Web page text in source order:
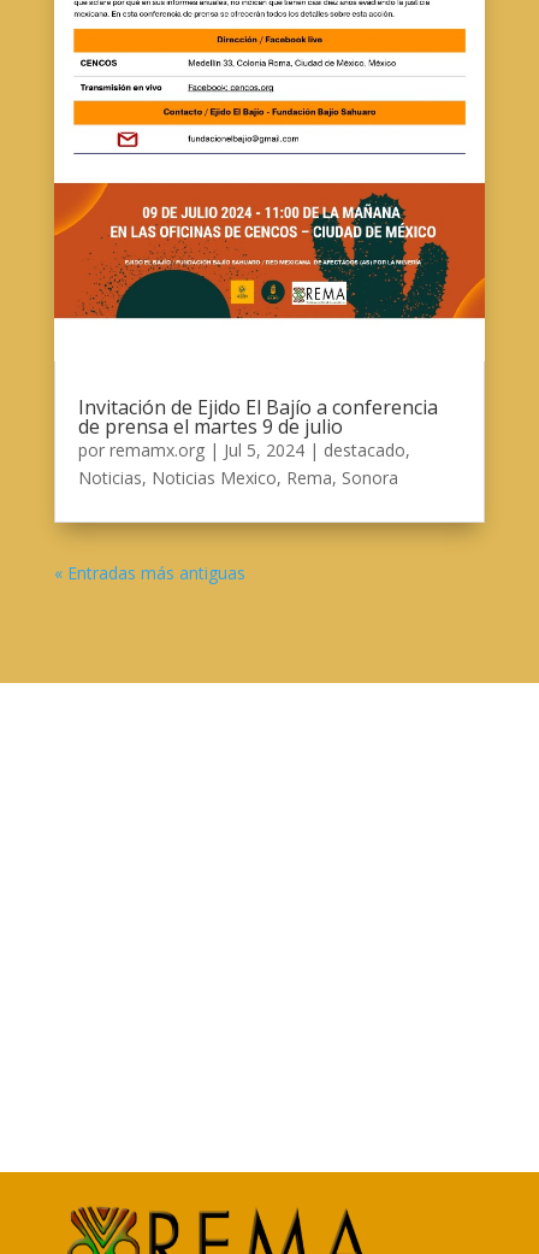
Invitación de Ejido El Bajío a conferencia
de prensa el martes 9 de julio
por remamx.org| Jul 5, 2024| destacado,
Noticias, Noticias Mexico, Rema, Sonora
« Entradas más antiguas